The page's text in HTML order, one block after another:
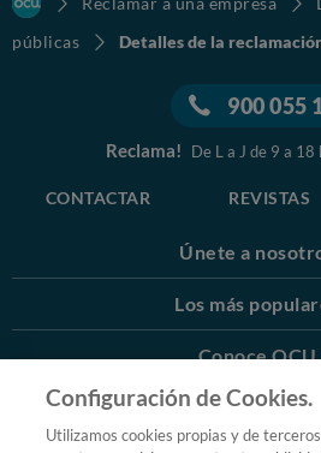
públicas
Detalles de la
900 055
Reclama! De L a J de 9 a 18
CONTACTAR REVISTAS
Únete a
Los más
Conoce OCU
Más
Configuración de Cookies.
Utilizamos cookies propias y de